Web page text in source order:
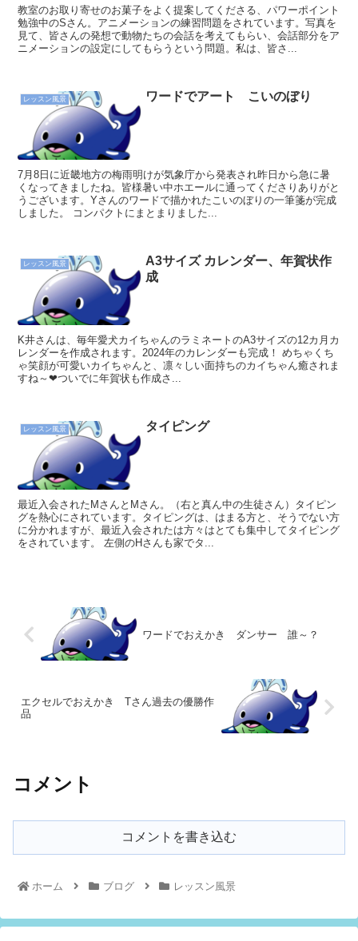
教室のお取り寄せのお菓子をよく提案してくださる、パワーポイント
勉強中のSさん。アニメーションの練習問題をされています。写真を
見て、皆さんの発想で動物たちの会話を考えてもらい、会話部分をア
ニメーションの設定にしてもらうという問題。私は、皆さ...
レッスン風景 ワードでアート こいのぼり
7月8日に近畿地方の梅雨明けが気象庁から発表され昨日から急に暑
くなってきましたね。皆様暑い中ホエールに通ってくださりありがと
うございます。Yさんのワードで描かれたこいのぼりの一筆箋が完成
しました。 コンパクトにまとまりました...
レッスン風景
A3サイズ カレンダー、年賀状作
成
K井さんは、毎年愛犬カイちゃんのラミネートのA3サイズの12カ月カ
レンダーを作成されます。2024年のカレンダーも完成！ めちゃくち
ゃ笑顔が可愛いカイちゃんと、凛々しい面持ちのカイちゃん癒されま
すね～❤ついでに年賀状も作成さ...
レッスン風景 タイピング
最近入会されたMさんとMさん。（右と真ん中の生徒さん）タイピン
グを熱心にされています。タイピングは、はまる方と、そうでない方
に分かれますが、最近入会されたは方々はとても集中してタイピング
をされています。 左側のHさんも家でタ...
ワードでおえかき ダンサー 誰～？
エクセルでおえかき Tさん過去の優勝作
品
コメント
コメントを書き込む
ホーム ブログ レッスン風景